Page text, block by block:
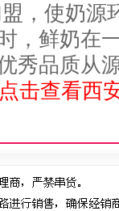
，使奶源
，鲜奶在
秀品质从
点击查看西